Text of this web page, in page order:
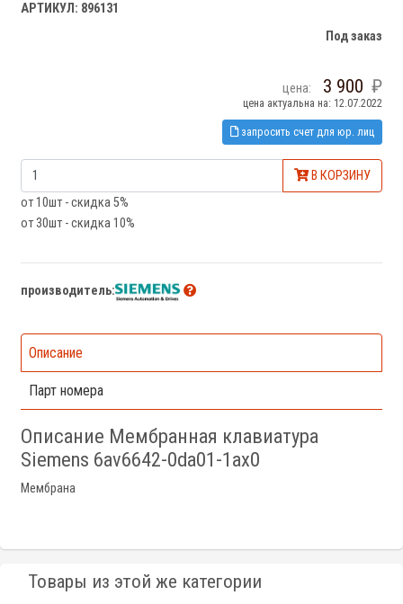
АРТИКУЛ: 896131
Под заказ
цена: 3 900
цена актуальна на: 12.07.2022
запросить счет для юр. лиц
В КОРЗИНУ
от 10шт - скидка 5%
от 30шт - скидка 10%
производитель:
Описание
Парт номера
Описание Мембранная клавиатура
Siemens 6av6642-0da01-1ax0
Мембрана
Товары из этой же категории